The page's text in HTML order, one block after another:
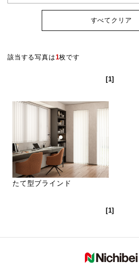
すべてクリア
該当する写真は1枚です
[1]
たて型ブラインド
[1]